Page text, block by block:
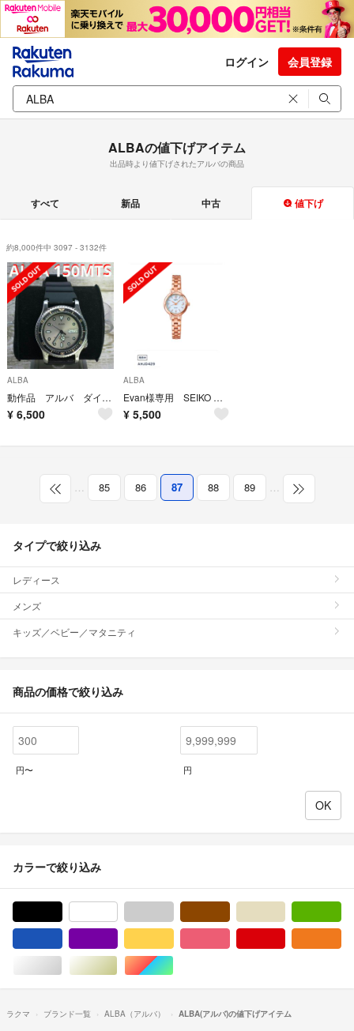
ログイン 会員登録
ALBAの値下げアイテム
出品時より値下げされたアルバの商品
すべて 新品 中古 値下げ
約8,000件中 3097 - 3132件
ALBA
動作品 アルバ ダイバー 150MTS 腕時計 セイコー ALBA 定価3万円
¥ 6,500
ALBA
Evan様専用 SEIKO アンジェーヌ レディースウォッチ
¥ 5,500
… 85 86 87 88 89 …
タイプで絞り込み
レディース
メンズ
キッズ／ベビー／マタニティ
商品の価格で絞り込み
円〜 円
カラーで絞り込み
シルバー/銀色系ゴールド/金色系マルチカラー
ラクマ ブランド一覧 ALBA（アルバ） ALBA(アルバ)の値下げアイテム